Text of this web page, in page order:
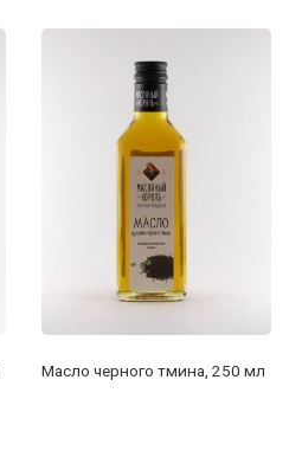
Масло черного тмина, 250 мл